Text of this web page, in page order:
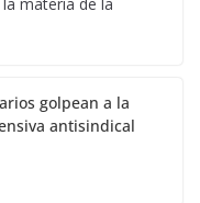
golpean a la
antisindical